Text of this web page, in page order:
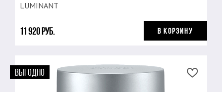
LUMINANT
11 920 руб. В КОРЗИНУ
ВЫГОДНО